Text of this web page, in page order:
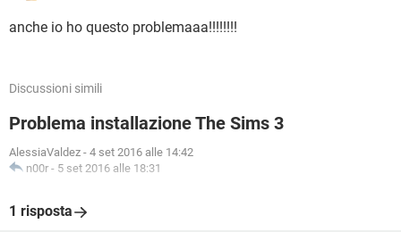
anche io ho questo problemaaa!!!!!!!!
Discussioni simili
Problema installazione The Sims 3
AlessiaValdez - 4 set 2016 alle 14:42
n00r - 5 set 2016 alle 18:31
1 risposta